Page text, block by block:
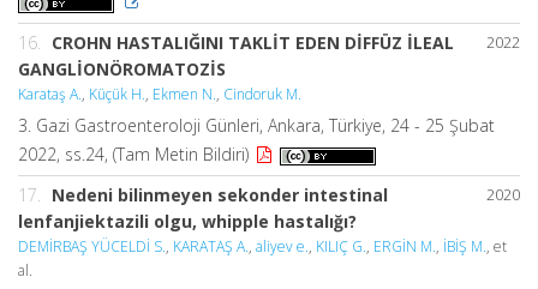
2022
16. CROHN HASTALIĞINI TAKLİT EDEN DİFFÜZ İLEAL
GANGLİONÖROMATOZİS
Karataş A., Küçük H., Ekmen N., Cindoruk M.
3. Gazi Gastroenteroloji Günleri, Ankara, Türkiye, 24 - 25 Şubat
2022, ss.24, (Tam Metin Bildiri)
2020
17. Nedeni bilinmeyen sekonder intestinal
lenfanjiektazili olgu, whipple hastalığı?
DEMİRBAŞ YÜCELDİ S., KARATAŞ A., aliyev e., KILIÇ G., ERGİN M., İBİŞ M., et
al.